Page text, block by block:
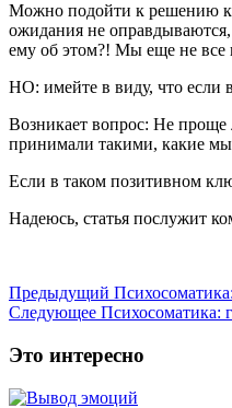
Можно подойти к решению
ожидания не оправдываются,
ему об этом?! Мы еще не все
НО: имейте в виду, что если
Возникает вопрос: Не
принимали такими, какие мы
Если в таком позитивном
Надеюсь, статья послужит
Предыдущий
Следующее Пcихосоматика:
Это интересно